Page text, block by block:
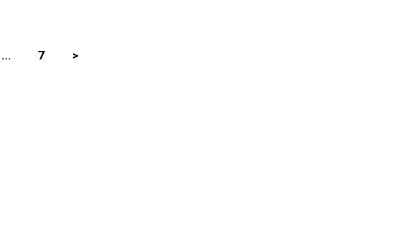
... 7 >